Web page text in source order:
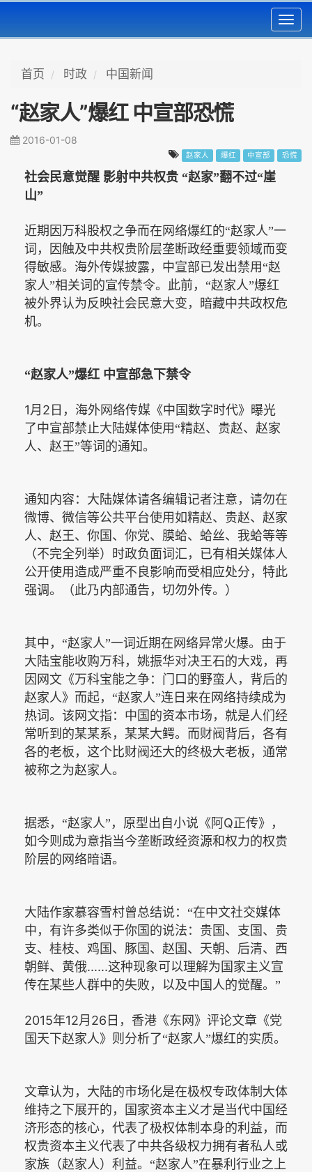
首页 时政 中国新闻
“赵家人”爆红 中宣部恐慌
2016-01-08
赵家人 爆红 中宣部 恐慌
社会民意觉醒 影射中共权贵 “赵家”翻不过“崖
山”
近期因万科股权之争而在网络爆红的“赵家人”一
词，因触及中共权贵阶层垄断政经重要领域而变
得敏感。海外传媒披露，中宣部已发出禁用“赵
家人”相关词的宣传禁令。此前，“赵家人”爆红
被外界认为反映社会民意大变，暗藏中共政权危
机。
“赵家人”爆红 中宣部急下禁令
1月 2 日，海外网络传媒《中国数字时代》曝光
了中宣部禁止大陆媒体使用“精赵、贵赵、赵家
人、赵王”等词的通知。
通知内容：大陆媒体请各编辑记者注意，请勿在
微博、微信等公共平台使用如精赵、贵赵、赵家
人、赵王、你国、你党、膜蛤、蛤丝、我蛤等等
（不完全列举）时政负面词汇，已有相关媒体人
公开使用造成严重不良影响而受相应处分，特此
强调。（此乃内部通告，切勿外传。）
其中，“赵家人”一词近期在网络异常火爆。由于
大陆宝能收购万科，姚振华对决王石的大戏，再
因网文《万科宝能之争：门口的野蛮人，背后的
赵家人》而起，“赵家人”连日来在网络持续成为
热词。该网文指：中国的资本市场，就是人们经
常听到的某某系，某某大鳄。而财阀背后，各有
各的老板，这个比财阀还大的终极大老板，通常
被称之为赵家人。
据悉，“赵家人”，原型出自小说《阿 Q正传》，
如今则成为意指当今垄断政经资源和权力的权贵
阶层的网络暗语。
大陆作家慕容雪村曾总结说：“在中文社交媒体
中，有许多类似于你国的说法：贵国、支国、贵
支、桂枝、鸡国、豚国、赵国、天朝、后清、西
朝鲜、黄俄......这种现象可以理解为国家主义宣
传在某些人群中的失败，以及中国人的觉醒。”
2015年12月 26 日，香港《东网》评论文章《党
国天下赵家人》则分析了“赵家人”爆红的实质。
文章认为，大陆的市场化是在极权专政体制大体
维持之下展开的，国家资本主义才是当代中国经
济形态的核心，代表了极权体制本身的利益，而
权贵资本主义代表了中共各级权力拥有者私人或
家族（赵家人）利益。“赵家人”在暴利行业之上